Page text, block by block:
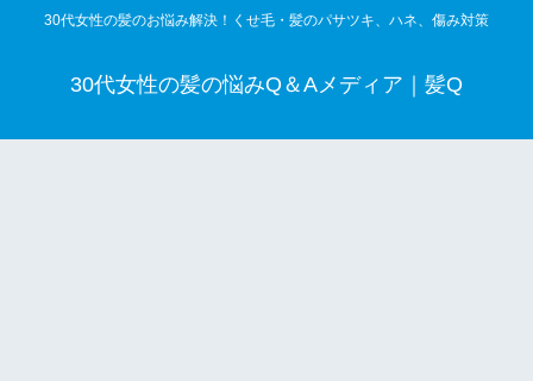
30代女性の髪のお悩み解決！くせ毛・髪のパサツキ、ハネ、傷み対策
30代女性の髪の悩みQ＆Aメディア｜髪Q